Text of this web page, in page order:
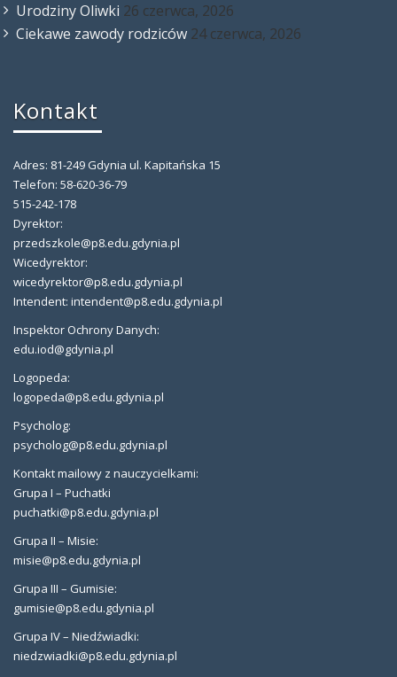
Urodziny Oliwki 26 czerwca, 2026
Ciekawe zawody rodziców 24 czerwca, 2026
Kontakt
Adres: 81-249 Gdynia ul. Kapitańska 15
Telefon: 58-620-36-79
515-242-178
Dyrektor:
przedszkole@p8.edu.gdynia.pl
Wicedyrektor:
wicedyrektor@p8.edu.gdynia.pl
Intendent: intendent@p8.edu.gdynia.pl
Inspektor Ochrony Danych:
edu.iod@gdynia.pl
Logopeda:
logopeda@p8.edu.gdynia.pl
Psycholog:
psycholog@p8.edu.gdynia.pl
Kontakt mailowy z nauczycielkami:
Grupa I – Puchatki
puchatki@p8.edu.gdynia.pl
Grupa II – Misie:
misie@p8.edu.gdynia.pl
Grupa III – Gumisie:
gumisie@p8.edu.gdynia.pl
Grupa IV – Niedźwiadki:
niedzwiadki@p8.edu.gdynia.pl